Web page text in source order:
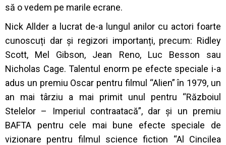
să o vedem pe marile ecrane.
Nick Allder a lucrat de-a lungul anilor cu actori foarte
cunoscuți dar și regizori importanți, precum: Ridley
Scott, Mel Gibson, Jean Reno, Luc Besson sau
Nicholas Cage. Talentul enorm pe efecte speciale i-a
adus un premiu Oscar pentru filmul “Alien” în 1979, un
an mai târziu a mai primit unul pentru “Războiul
Stelelor – Imperiul contraatacă”, dar și un premiu
BAFTA pentru cele mai bune efecte speciale de
vizionare pentru filmul science fiction “Al Cincilea